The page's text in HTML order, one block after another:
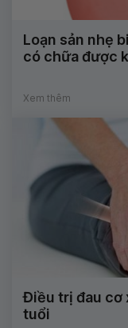
Loạn sản nhẹ
có chữa được
Xem thêm
Điều trị đau cơ
tuổi